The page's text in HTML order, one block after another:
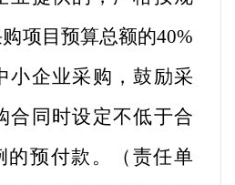
项目预算总额的40%
小企业采购，鼓励采
合同时设定不低于合
的预付款。（ 责任单